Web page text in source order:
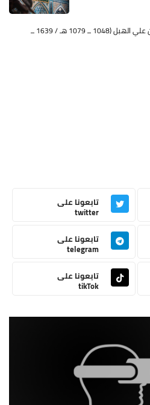
94- الحسن بن علي الهبل (1048 ــ 1079 هـ / 1639 ــ
تابعونا على
twitter
تابعونا على
telegram
تابعونا على
tikTok